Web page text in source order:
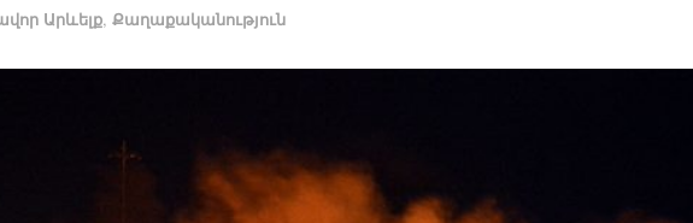
Արևելք, Քաղաքականություն